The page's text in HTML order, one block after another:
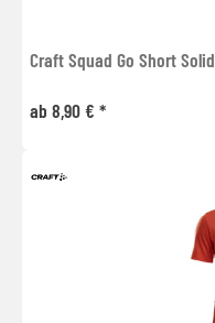
Craft Squad Go Short Solid
ab 8,90 € *